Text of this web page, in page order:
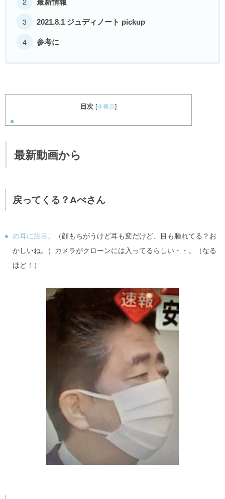
2021.8.1 ジュディノート pickup
参考に
目次 [非表示]
最新動画から
戻ってくる？Aべさん
の耳に注目。
（顔もちがうけど耳も変だけど、目も腫れてる？お
かしいね。）カメラがクローンには入ってるらしい・・。（なる
ほど！）